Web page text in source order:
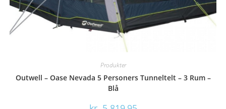
Produkter
Outwell – Oase Nevada 5 Personers Tunneltelt – 3 Rum –
Blå